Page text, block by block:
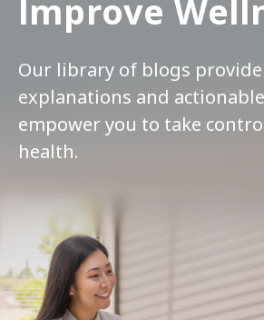
Improve
Our library of blogs
explanations and
empower you to take
health.